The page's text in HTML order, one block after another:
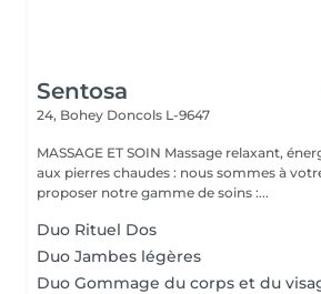
Sentosa
24, Bohey Doncols L-9647
MASSAGE ET SOIN Massage relaxant, énergisant, destress et
aux pierres chaudes : nous sommes à
proposer notre gamme de soins :...
Duo Rituel Dos
Duo Jambes légères
Duo Gommage du corps et du